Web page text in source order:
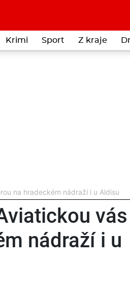
Krimi Sport Z kraje
na hradeckém nádraží i u Aldisu
vás
nádraží i u